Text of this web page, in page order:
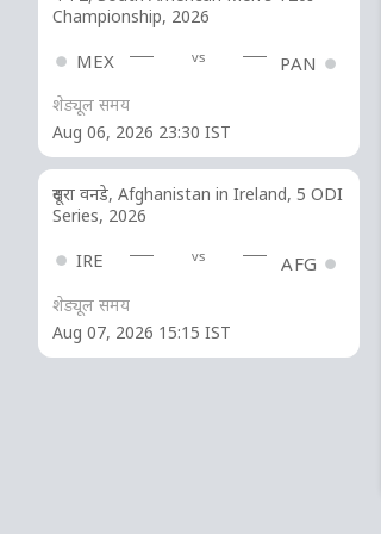
Championship, 2026
MEX vs PAN
शेड्यूल समय
Aug 06, 2026 23:30 IST
दूसरा वनडे, Afghanistan in Ireland, 5 ODI
Series, 2026
IRE vs AFG
शेड्यूल समय
Aug 07, 2026 15:15 IST